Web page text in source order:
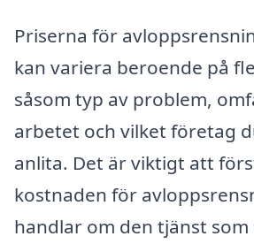
Priserna för
kan variera beroende på
såsom typ av problem,
arbetet och vilket företag
anlita. Det är viktigt att
kostnaden för
handlar om den tjänst